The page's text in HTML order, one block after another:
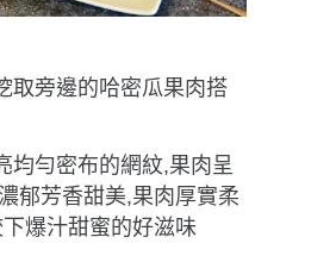
取旁邊的哈密瓜果肉搭
均勻密布的網紋,果肉呈
郁芳香甜美,果肉厚實柔
爆汁甜蜜的好滋味